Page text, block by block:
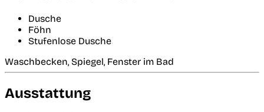
Dusche
Föhn
Stufenlose Dusche
Waschbecken, Spiegel, Fenster im Bad
Ausstattung